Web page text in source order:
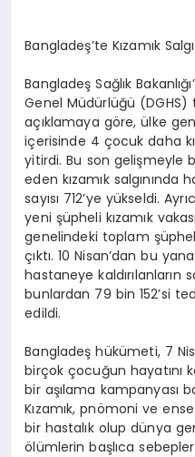
Bangladeş’te Kızamık
Bangladeş Sağlık
Genel Müdürlüğü (DGHS)
açıklamaya göre, ülke
içerisinde 4 çocuk daha
yitirdi. Bu son gelişmeyle
eden kızamık salgınında
sayısı 712’ye yükseldi.
yeni şüpheli kızamık
genelindeki toplam
çıktı. 10 Nisan’dan bu
hastaneye kaldırılanların
bunlardan 79 bin 152’si
edildi.
Bangladeş hükümeti, 7
birçok çocuğun hayatını
bir aşılama kampanyası
Kızamık, pnömoni ve
bir hastalık olup dünya
ölümlerin başlıca